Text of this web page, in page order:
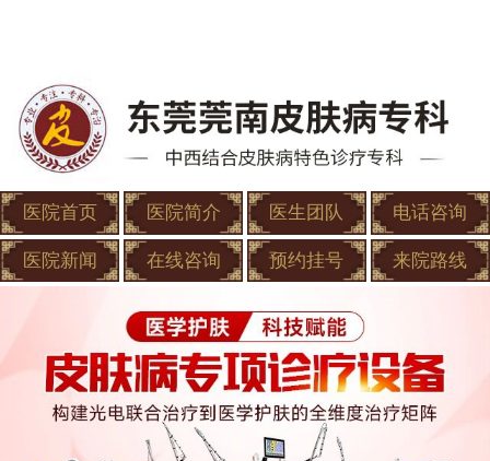
医院首页 医院简介 医生团队 电话咨询
医院新闻 在线咨询 预约挂号 来院路线